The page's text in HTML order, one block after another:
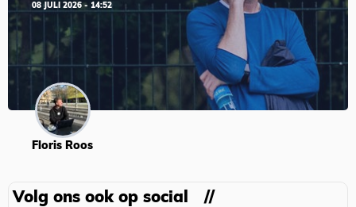
08 JULI 2026 - 14:52
Floris Roos
Volg ons ook op social